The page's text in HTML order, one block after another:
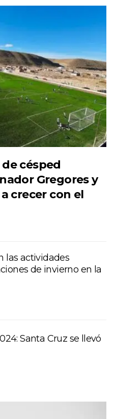
césped
Gregores y
crecer con el
las actividades
de invierno en la
Santa Cruz se llevó